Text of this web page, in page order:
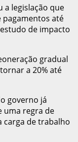
a legislação que
até
de impacto
gradual
a 20% até
governo já
uma regra de
carga de trabalho